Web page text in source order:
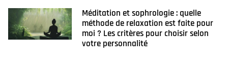
Méditation et sophrologie : quelle
méthode de relaxation est faite pour
moi ? Les critères pour choisir selon
votre personnalité